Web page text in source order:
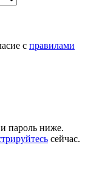
с правилами
и пароль ниже.
сейчас.